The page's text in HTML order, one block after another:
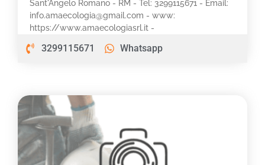
Sant'Angelo Romano - RM - Tel: 3299115671 - Email:
info.amaecologia@gmail.com - www:
https://www.amaecologiasrl.it -
3299115671 Whatsapp